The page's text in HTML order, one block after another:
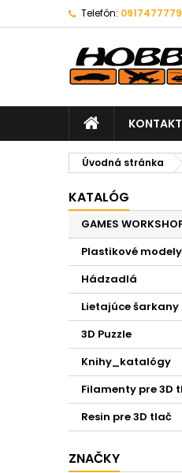
Telefón: 0917477779
KONTAKT
Úvodná stránka
KATALÓG
GAMES
Plastikové modely
Hádzadlá
Lietajúce šarkany
3D Puzzle
Knihy_katalógy
Filamenty pre 3D
Resin pre 3D tlač
ZNAČKY